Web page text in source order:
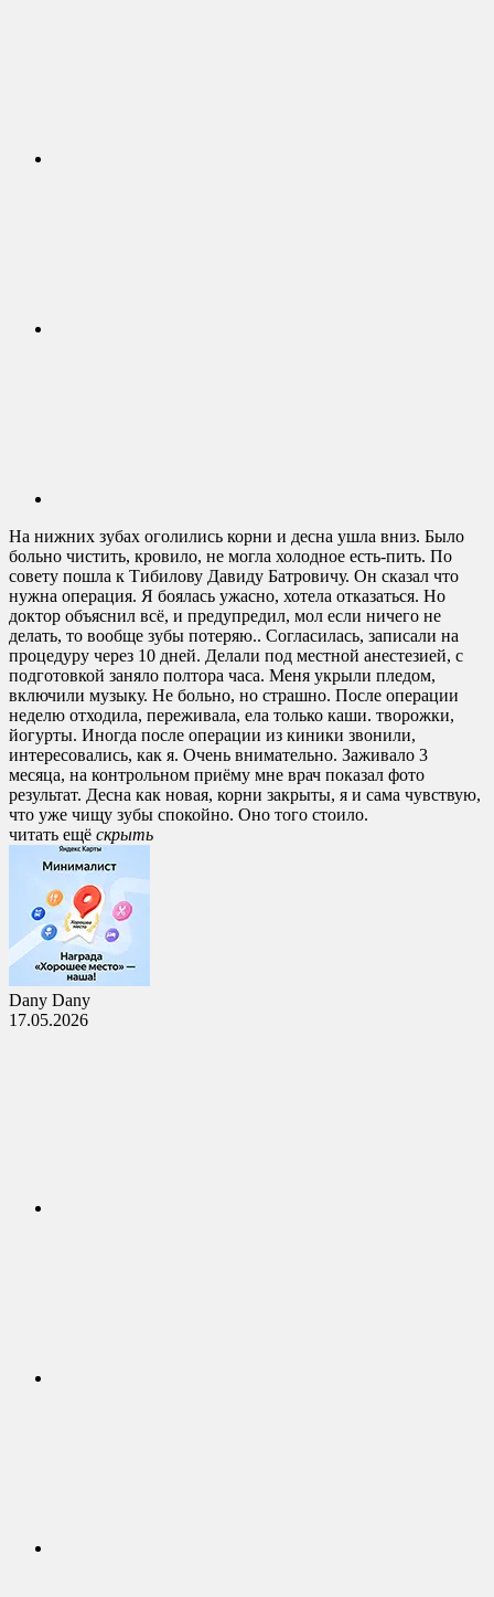
На нижних зубах оголились корни и десна ушла вниз. Было
больно чистить, кровило, не могла холодное есть-пить. По
совету пошла к Тибилову Давиду Батровичу. Он сказал что
нужна операция. Я боялась ужасно, хотела отказаться. Но
доктор объяснил всё, и предупредил, мол если ничего не
делать, то вообще зубы потеряю.. Согласилась, записали на
процедуру через 10 дней. Делали под местной анестезией, с
подготовкой заняло полтора часа. Меня укрыли пледом,
включили музыку. Не больно, но страшно. После операции
неделю отходила, переживала, ела только каши. творожки,
йогурты. Иногда после операции из киники звонили,
интересовались, как я. Очень внимательно. Заживало 3
месяца, на контрольном приёму мне врач показал фото
результат. Десна как новая, корни закрыты, я и сама чувствую,
что уже чищу зубы спокойно. Оно того стоило.
читать ещё cкрыть
Dany Dany
17.05.2026